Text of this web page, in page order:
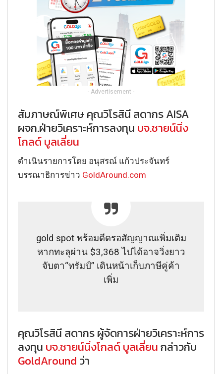
- Advertisement -
สัมภาษณ์พิเศษ คุณวิโรสินี สดากร AISA
ผจก.ฝ่ายวิเคราะห์การลงทุน บจ.ชายน์นิ่ง
โกลด์ บูลเลี่ยน
ดำเนินรายการโดย อนุสรณ์ แก้วประจันทร์
บรรณาธิการข่าว GoldAround.com
gold spot พร้อมดีดรอสัญญาณเพิ่มเติม
หากทะลุผ่าน $3,368 ไปได้อาจวิ่งยาว
จับตา“ทรัมป์” เดินหน้าเก็บภาษีคู่ค้า
เพิ่ม
คุณวิโรสินี สดากร ผู้จัดการฝ่ายวิเคราะห์การ
ลงทุน บจ.ชายน์นิ่งโกลด์ บูลเลี่ยนกล่าวกับ
GoldAround ว่า